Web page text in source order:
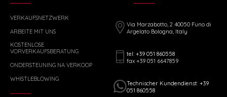
VERKAUFSNETZWERK
ARBEITE MIT UNS
KOSTENLOSE
VORVERKAUFSBERATUNG
ONDERSTEUNING NA VERKOOP
WHISTLEBLOWING
Via Marzabotto, 2 40050 Funo di
Argelato Bologna, Italy
tel: +39 051 860558
fax +39 051 6647859
Technischer Kundendienst: +39
051 860558